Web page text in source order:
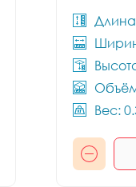
Вес: